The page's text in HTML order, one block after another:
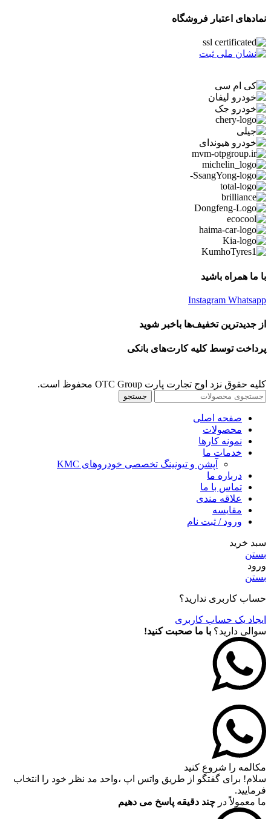
نمادهای اعتبار فروشگاه
با ما همراه باشید
Instagram Whatsapp
از جدیدترین تخفیف‌ها باخبر شوید
پرداخت توسط کلیه کارت‌های بانکی
کلیه حقوق نزد اوج تجارت پارت OTC Group محفوظ است.
جستجو
صفحه اصلی
محصولات
نمونه کارها
خدمات ما
آپشن و تیونینگ تخصصی خودروهای KMC
درباره ما
تماس با ما
علاقه مندی
مقايسه
ورود / ثبت نام
سبد خرید
بستن
ورود
بستن
حساب کاربری ندارید؟
ایجاد یک حساب کاربری
سوالی دارید؟ با ما صحبت کنید!
مکالمه را شروع کنید
سلام! برای گفتگو از طریق واتس اپ ،واحد مد نظر خود را انتخاب
فرمایید.
ما معمولاً در چند دقیقه پاسخ می دهیم